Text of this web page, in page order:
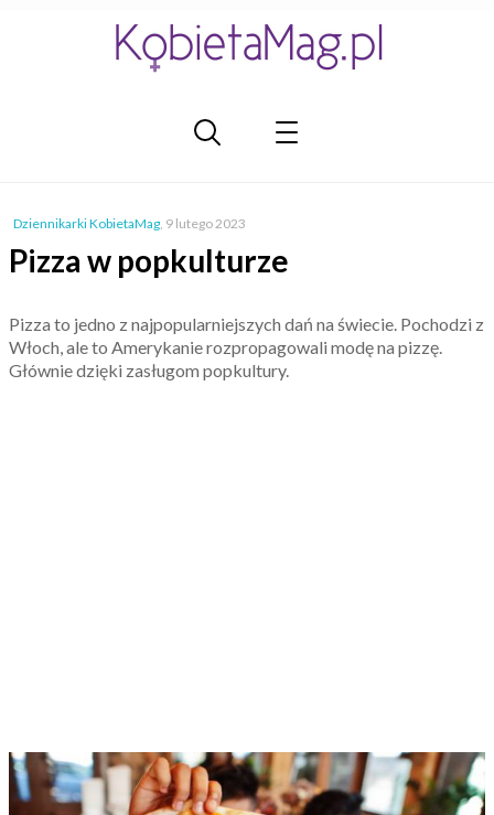
Dziennikarki KobietaMag, 9 lutego 2023
Pizza w popkulturze
Pizza to jedno z najpopularniejszych dań na świecie. Pochodzi z
Włoch, ale to Amerykanie rozpropagowali modę na pizzę.
Głównie dzięki zasługom popkultury.